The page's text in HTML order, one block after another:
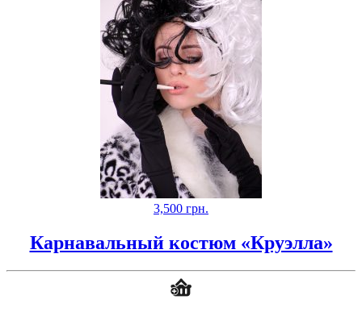
3,500 грн.
Карнавальный костюм «Круэлла»